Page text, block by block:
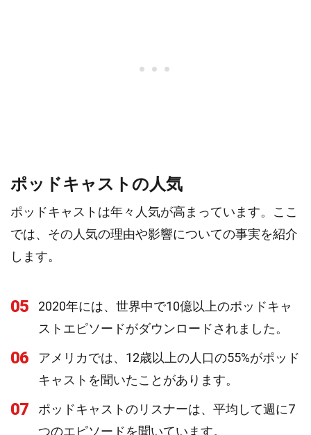
ポッドキャストの人気
ポッドキャストは年々人気が高まっています。ここ
では、その人気の理由や影響についての事実を紹介
します。
05
2020年には、世界中で10億以上のポッドキャ
ストエピソードがダウンロードされました。
06
アメリカでは、12歳以上の人口の55%がポッド
キャストを聞いたことがあります。
07
ポッドキャストのリスナーは、平均して週に7
つのエピソードを聞いています。